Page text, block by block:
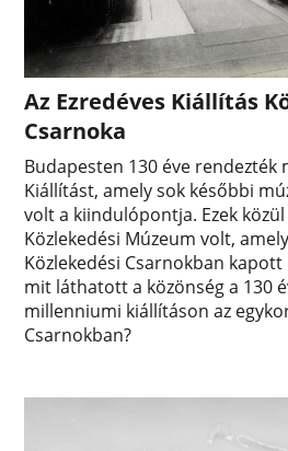
Az Ezredéves Kiállítás
Csarnoka
Budapesten 130 éve rendezték
Kiállítást, amely sok későbbi
volt a kiindulópontja. Ezek közül
Közlekedési Múzeum volt,
Közlekedési Csarnokban
mit láthatott a közönség a 130
millenniumi kiállításon az
Csarnokban?